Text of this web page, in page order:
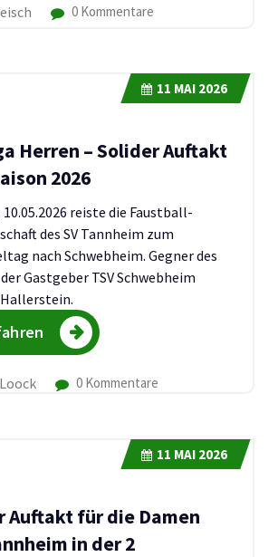
0 Kommentare
Herren – Solider Auftakt
2026
reiste die Faustball-
des SV Tannheim zum
nach Schwebheim. Gegner des
Gastgeber TSV Schwebheim
11 MAI 2026
0 Kommentare
Auftakt für die Damen
in der 2
11 MAI 2026